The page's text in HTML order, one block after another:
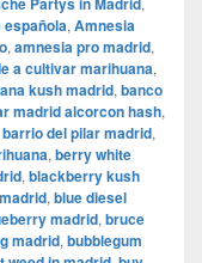
española, Amnesia
, amnesia pro madrid,
a cultivar marihuana,
kush madrid, banco
madrid alcorcon hash,
barrio del pilar madrid,
, berry white
, blackberry kush
, blue diesel
madrid, bruce
madrid, bubblegum